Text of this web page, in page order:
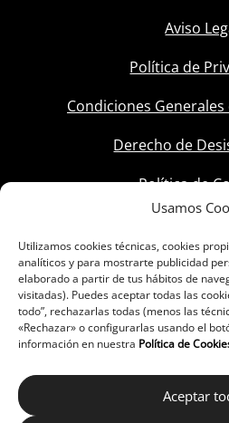
Usamos
Utilizamos cookies técnicas, cookies
analíticos y para mostrarte publicidad
elaborado a partir de tus hábitos de
visitadas). Puedes aceptar todas las
todo”, rechazarlas todas (menos las
«Rechazar» o configurarlas usando el
información en nuestra Política de
Aceptar
Aviso
Política de
Condiciones
Derecho de
Política de